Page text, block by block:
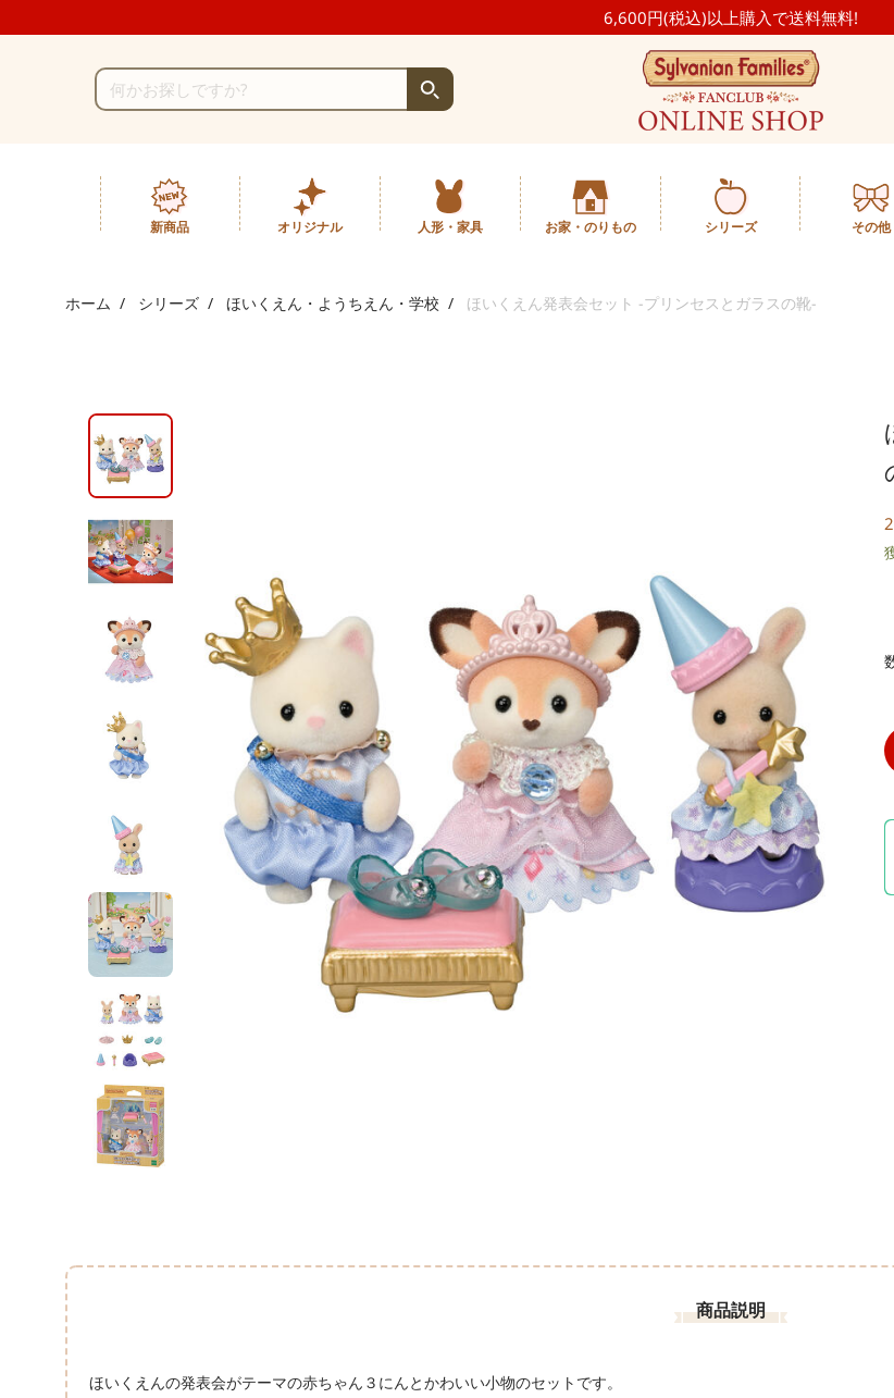
6,600円(税込)以上購入で送料無料!
新商品 オリジナル 人形・家具 お家・のりもの シリーズ その他
ホーム シリーズ ほいくえん・ようちえん・学校 ほいくえん発表会セット -プリンセスとガラスの靴-
商品説明
ほいくえんの発表会がテーマの赤ちゃん３にんとかわいい小物のセットです。